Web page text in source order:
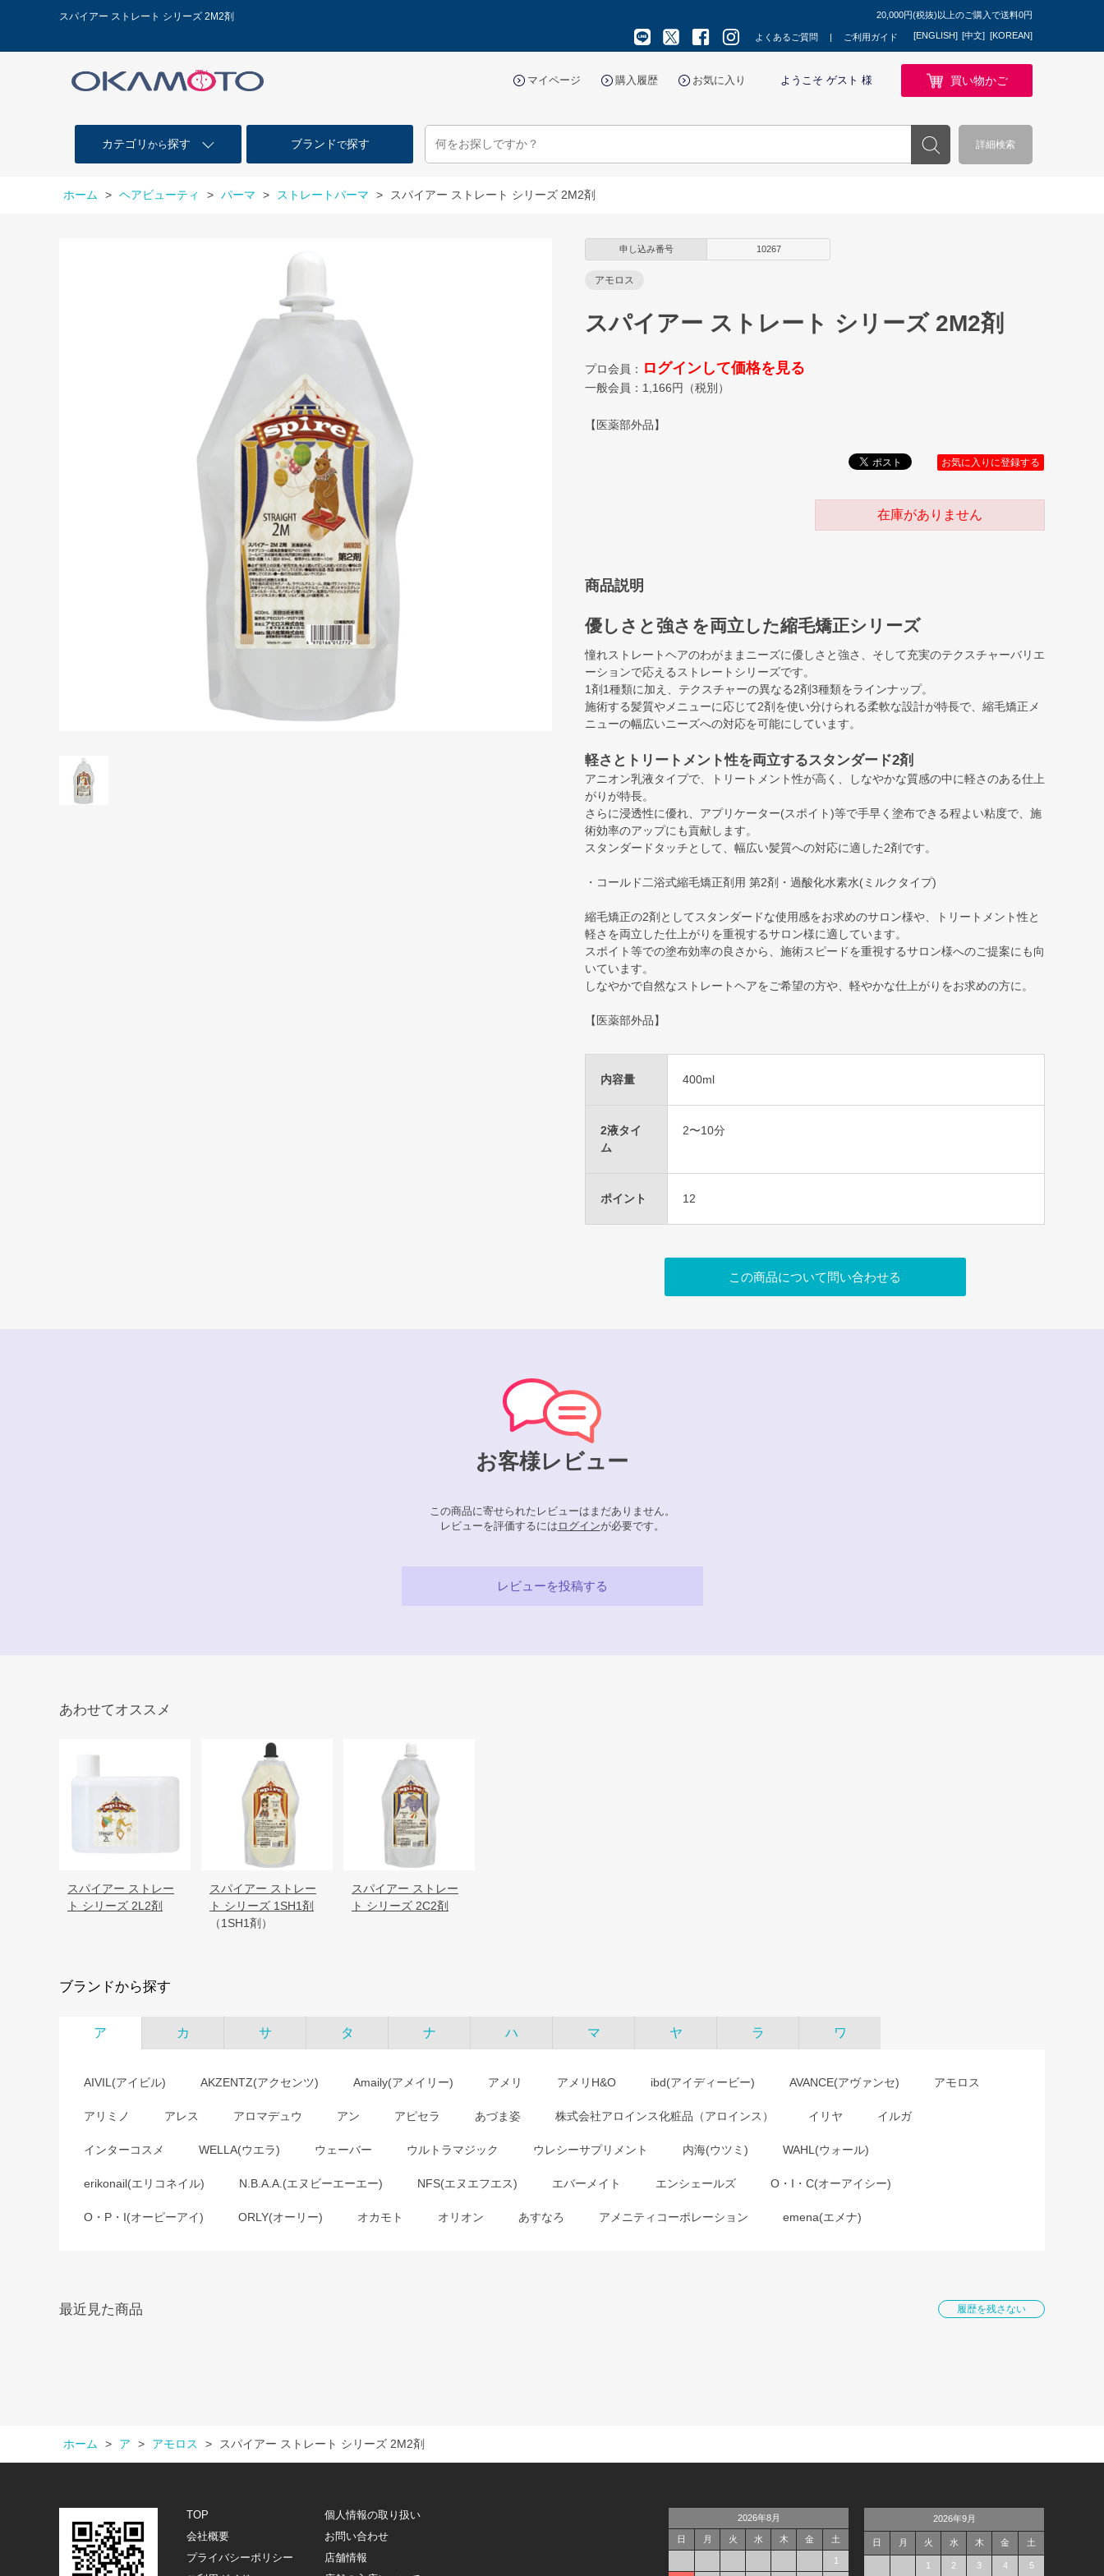
スパイアー ストレート シリーズ 2M2剤 20,000円(税抜)以上のご購入で送料0円
よくあるご質問 ご利用ガイド [ENGLISH] [中文] [KOREAN]
マイページ 購入履歴 お気に入り ようこそ ゲスト 様 買い物かご
カテゴリ から探す ブランドで探す 詳細検索
ホーム > ヘアビューティ > パーマ > ストレートパーマ > スパイアー ストレート シリーズ 2M2剤
申し込み番号 10267
アモロス
スパイアー ストレート シリーズ 2M2剤
プロ会員： ログインして価格を見る
一般会員： 1,166円（税別）
【医薬部外品】
お気に入りに登録する
在庫がありません
商品説明
優しさと強さを両立した縮毛矯正シリーズ
憧れストレートヘアのわがままニーズに優しさと強さ、そして充実のテクスチャーバリエ
ーションで応えるストレートシリーズです。
1剤1種類に加え、テクスチャーの異なる2剤3種類をラインナップ。
施術する髪質やメニューに応じて2剤を使い分けられる柔軟な設計が特長で、縮毛矯正メ
ニューの幅広いニーズへの対応を可能にしています。
軽さとトリートメント性を両立するスタンダード2剤
アニオン乳液タイプで、トリートメント性が高く、しなやかな質感の中に軽さのある仕上
がりが特長。
さらに浸透性に優れ、アプリケーター(スポイト)等で手早く塗布できる程よい粘度で、施
術効率のアップにも貢献します。
スタンダードタッチとして、幅広い髪質への対応に適した2剤です。
・コールド二浴式縮毛矯正剤用 第2剤・過酸化水素水(ミルクタイプ)
縮毛矯正の2剤としてスタンダードな使用感をお求めのサロン様や、トリートメント性と
軽さを両立した仕上がりを重視するサロン様に適しています。
スポイト等での塗布効率の良さから、施術スピードを重視するサロン様へのご提案にも向
いています。
しなやかで自然なストレートヘアをご希望の方や、軽やかな仕上がりをお求めの方に。
【医薬部外品】
内容量 400ml
2液タイ
ム
2〜10分
ポイント 12
この商品について問い合わせる
お客様レビュー
この商品に寄せられたレビューはまだありません。
レビューを評価するには ログインが必要です。
レビューを投稿する
あわせてオススメ
スパイアー ストレー
ト シリーズ 2L2剤
スパイアー ストレー
ト シリーズ 1SH1剤
（1SH1剤）
スパイアー ストレー
ト シリーズ 2C2剤
ブランドから探す
ア カ サ タ ナ ハ マ ヤ ラ ワ
AIVIL(アイビル) AKZENTZ(アクセンツ) Amaily(アメイリー) アメリ アメリH&O ibd(アイディービー) AVANCE(アヴァンセ) アモロス
アリミノ アレス アロマデュウ アン アピセラ あづま姿 株式会社アロインス化粧品（アロインス） イリヤ イルガ
インターコスメ WELLA(ウエラ) ウェーバー ウルトラマジック ウレシーサプリメント 内海(ウツミ) WAHL(ウォール)
erikonail(エリコネイル) N.B.A.A.(エヌビーエーエー) NFS(エヌエフエス) エバーメイト エンシェールズ O・I・C(オーアイシー)
O・P・I(オーピーアイ) ORLY(オーリー) オカモト オリオン あすなろ アメニティコーポレーション emena(エメナ)
最近見た商品 履歴を残さない
ホーム > ア > アモロス > スパイアー ストレート シリーズ 2M2剤
TOP
個人情報の取り扱い
会社概要
お問い合わせ
プライバシーポリシー
店舗情報
2026年8月
日 月 火 水 木 金 土
1
2026年9月
日 月 火 水 木 金 土
1 2 3 4 5